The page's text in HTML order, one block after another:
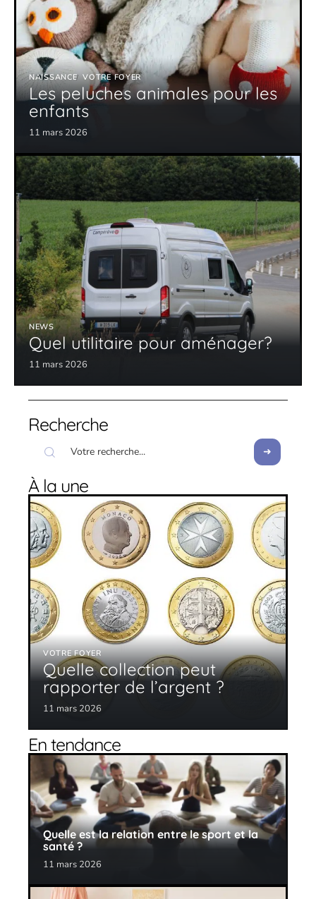
NAISSANCE VOTRE FOYER
Les peluches animales pour les
enfants
11 mars 2026
NEWS
Quel utilitaire pour aménager?
11 mars 2026
Recherche
À la une
VOTRE FOYER
Quelle collection peut
rapporter de l’argent ?
11 mars 2026
En tendance
Quelle est la relation entre le sport et la
santé ?
11 mars 2026